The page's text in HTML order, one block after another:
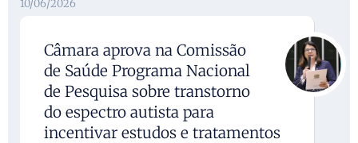
10/06/2026
Câmara aprova na Comissão
de Saúde Programa Nacional
de Pesquisa sobre transtorno
do espectro autista para
incentivar estudos e tratamentos